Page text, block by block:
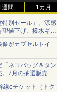
週間 1カ月
特別セール」。涼感
望値下げ、撥水ギア
がカプセルトイ
「ネコバッグ＆タン
。7月の抽選販売の
線eチケット（トク